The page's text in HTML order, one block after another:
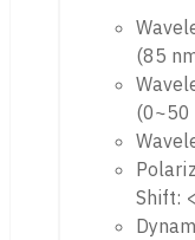
(85
(0~50
Shift: